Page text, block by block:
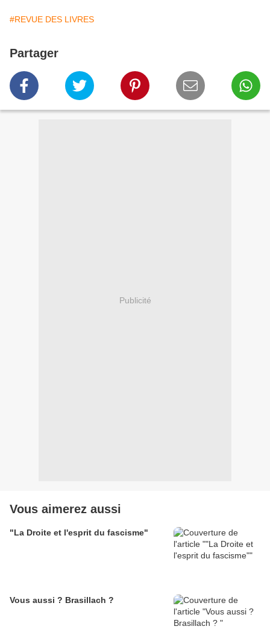
#REVUE DES LIVRES
Partager
Publicité
Vous aimerez aussi
"La Droite et l'esprit du fascisme"
Vous aussi ? Brasillach ?